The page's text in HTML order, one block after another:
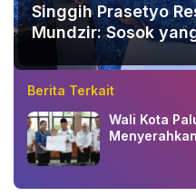
Singgih Prasetyo
Mundzir: Sosok
Berita Terkait
Wali Kota